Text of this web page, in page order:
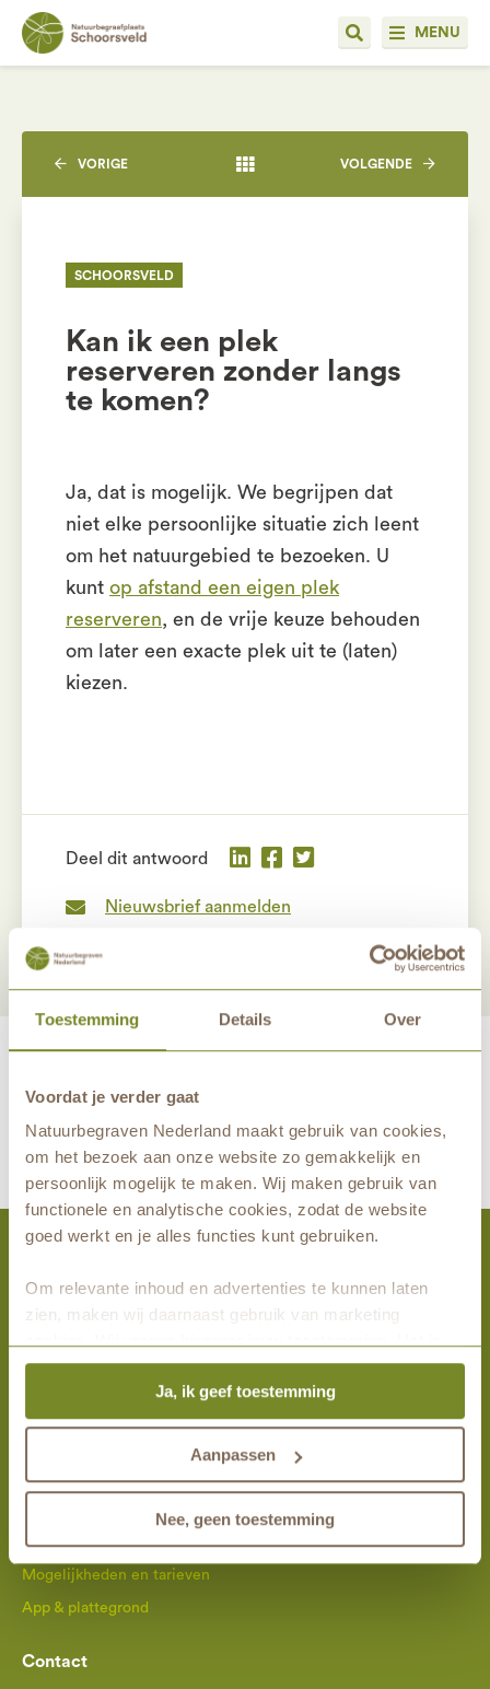
Toestemming Details Over
Voordat je verder gaat
Natuurbegraven Nederland maakt gebruik van cookies,
om het bezoek aan onze website zo gemakkelijk en
persoonlijk mogelijk te maken. Wij maken gebruik van
functionele en analytische cookies, zodat de website
goed werkt en je alles functies kunt gebruiken.
Om relevante inhoud en advertenties te kunnen laten
zien, maken wij daarnaast gebruik van marketing
altijd mogelijk om je toestemming te veranderen. Alle
marketingprestaties worden geanalyseerd, zodat we
onze gasten nog beter kunnen helpen. Wil je meer weten
over het gebruik van cookies? Bekijk dan de andere
Ja, ik geef toestemming
Aanpassen
Nee, geen toestemming
MENU
VORIGE VOLGENDE
SCHOORSVELD
Kan ik een plek
reserveren zonder langs
te komen?
Ja, dat is mogelijk. We begrijpen dat
niet elke persoonlijke situatie zich leent
om het natuurgebied te bezoeken. U
kunt op afstand een eigen plek
reserveren, en de vrije keuze behouden
om later een exacte plek uit te (laten)
kiezen.
Deel dit antwoord
Nieuwsbrief aanmelden
Activiteiten
Wandel mee
Reserveer op afstand
Een eigen plek
Mogelijkheden en tarieven
App & plattegrond
Contact